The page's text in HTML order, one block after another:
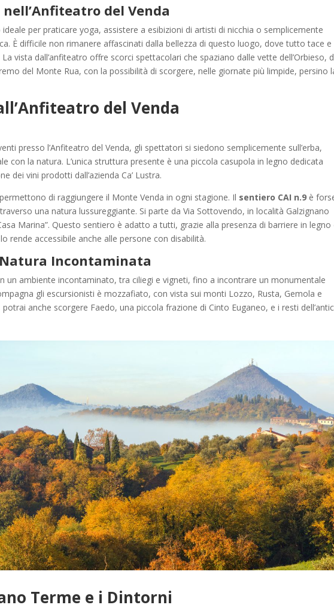
del Venda
ideale per praticare yoga, assistere a esibizioni di artisti di nicchia o semplicemente
È difficile non rimanere affascinati dalla bellezza di questo luogo, dove tutto tace e
vista dall’anfiteatro offre scorci spettacolari che spaziano dalle vette dell’Orbieso,
del Monte Rua, con la possibilità di scorgere, nelle giornate più limpide, persino
del Venda
presso l’Anfiteatro del Venda, gli spettatori si siedono semplicemente sull’erba,
con la natura. L’unica struttura presente è una piccola casupola in legno dedicata
dei vini prodotti dall’azienda Ca’ Lustra.
di raggiungere il Monte Venda in ogni stagione. Il sentiero CAI n.9 è
una natura lussureggiante. Si parte da Via Sottovendo, in località Galzignano
Marina”. Questo sentiero è adatto a tutti, grazie alla presenza di barriere in legno
rende accessibile anche alle persone con disabilità.
Incontaminata
un ambiente incontaminato, tra ciliegi e vigneti, fino a incontrare un monumentale
gli escursionisti è mozzafiato, con vista sui monti Lozzo, Rusta, Gemola e
anche scorgere Faedo, una piccola frazione di Cinto Euganeo, e i resti
Terme e i Dintorni